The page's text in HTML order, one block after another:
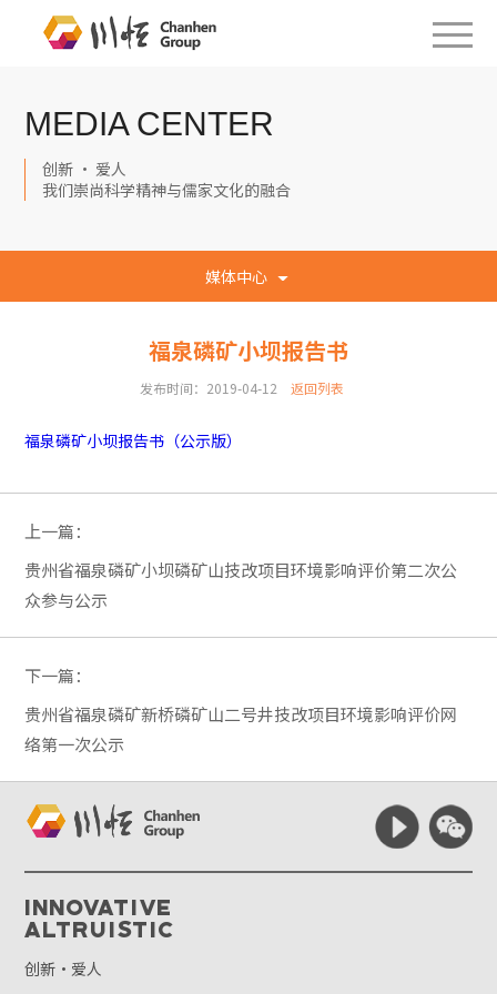
MEDIA CENTER
创新 · 爱人
我们崇尚科学精神与儒家文化的融合
媒体中心
福泉磷矿小坝报告书
发布时间：2019-04-12 返回列表
福泉磷矿小坝报告书（公示版）
上一篇：
贵州省福泉磷矿小坝磷矿山技改项目环境影响评价第二次公
众参与公示
下一篇：
贵州省福泉磷矿新桥磷矿山二号井技改项目环境影响评价网
络第一次公示
Innovative
Altruistic
创新·爱人